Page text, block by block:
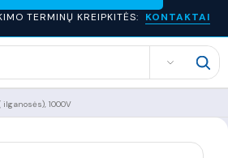
TERMINŲ KREIPKITĖS: KONTAKTAI
SEARCH
ilganosės), 1000V